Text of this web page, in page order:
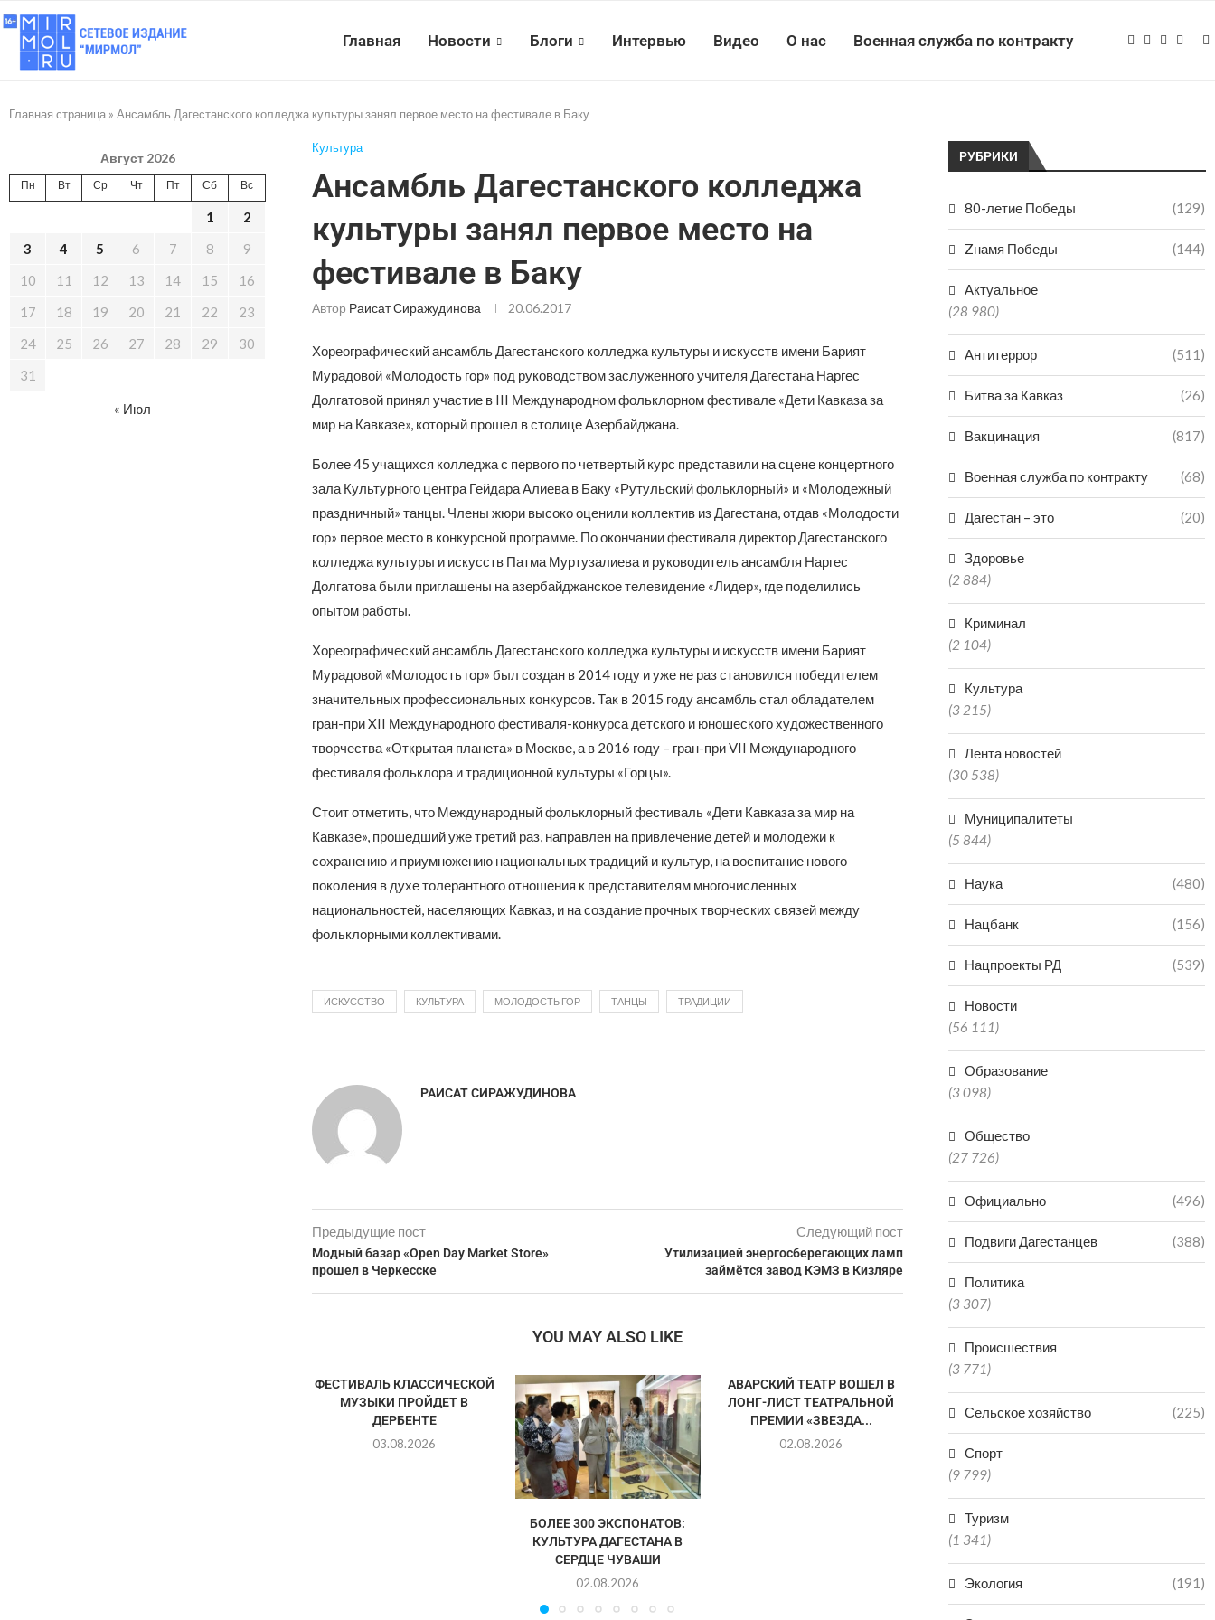
Главная Новости Блоги Интервью Видео О нас Военная служба по контракту
Главная страница » Ансамбль Дагестанского колледжа культуры занял первое место на фестивале в Баку
Культура
Ансамбль Дагестанского колледжа
культуры занял первое место на
фестивале в Баку
Автор Раисат Сиражудинова 20.06.2017
Хореографический ансамбль Дагестанского колледжа культуры и искусств имени Барият
Мурадовой «Молодость гор» под руководством заслуженного учителя Дагестана Наргес
Долгатовой принял участие в III Международном фольклорном фестивале «Дети Кавказа за
мир на Кавказе», который прошел в столице Азербайджана.
Более 45 учащихся колледжа с первого по четвертый курс представили на сцене концертного
зала Культурного центра Гейдара Алиева в Баку «Рутульский фольклорный» и «Молодежный
праздничный» танцы. Члены жюри высоко оценили коллектив из Дагестана, отдав «Молодости
гор» первое место в конкурсной программе. По окончании фестиваля директор Дагестанского
колледжа культуры и искусств Патма Муртузалиева и руководитель ансамбля Наргес
Долгатова были приглашены на азербайджанское телевидение «Лидер», где поделились
опытом работы.
Хореографический ансамбль Дагестанского колледжа культуры и искусств имени Барият
Мурадовой «Молодость гор» был создан в 2014 году и уже не раз становился победителем
значительных профессиональных конкурсов. Так в 2015 году ансамбль стал обладателем
гран-при XII Международного фестиваля-конкурса детского и юношеского художественного
творчества «Открытая планета» в Москве, а в 2016 году – гран-при VII Международного
фестиваля фольклора и традиционной культуры «Горцы».
Стоит отметить, что Международный фольклорный фестиваль «Дети Кавказа за мир на
Кавказе», прошедший уже третий раз, направлен на привлечение детей и молодежи к
сохранению и приумножению национальных традиций и культур, на воспитание нового
поколения в духе толерантного отношения к представителям многочисленных
национальностей, населяющих Кавказ, и на создание прочных творческих связей между
фольклорными коллективами.
ИСКУССТВО КУЛЬТУРА МОЛОДОСТЬ ГОР ТАНЦЫ ТРАДИЦИИ
РАИСАТ СИРАЖУДИНОВА
Предыдущие пост
Модный базар «Open Day Market Store»
прошел в Черкесске
Следующий пост
Утилизацией энергосберегающих ламп
займётся завод КЭМЗ в Кизляре
YOU MAY ALSO LIKE
ФЕСТИВАЛЬ КЛАССИЧЕСКОЙ
МУЗЫКИ ПРОЙДЕТ В
ДЕРБЕНТЕ
03.08.2026
БОЛЕЕ 300 ЭКСПОНАТОВ:
КУЛЬТУРА ДАГЕСТАНА В
СЕРДЦЕ ЧУВАШИ
02.08.2026
АВАРСКИЙ ТЕАТР ВОШЕЛ В
ЛОНГ-ЛИСТ ТЕАТРАЛЬНОЙ
ПРЕМИИ «ЗВЕЗДА...
02.08.2026
ФЕСТИВАЛЬ СОВРЕМЕННОГО
ИСКУССТВА «НАРМА»
02.08.2026
РУБРИКИ
80-летие Победы (129)
Zнамя Победы (144)
Актуальное
(28 980)
Антитеррор (511)
Битва за Кавказ (26)
Вакцинация (817)
Военная служба по контракту (68)
Дагестан – это (20)
Здоровье
(2 884)
Криминал
(2 104)
Культура
(3 215)
Лента новостей
(30 538)
Муниципалитеты
(5 844)
Наука (480)
Нацбанк (156)
Нацпроекты РД (539)
Новости
(56 111)
Образование
(3 098)
Общество
(27 726)
Официально (496)
Подвиги Дагестанцев (388)
Политика
(3 307)
Происшествия
(3 771)
Сельское хозяйство (225)
Спорт
(9 799)
Туризм
(1 341)
Экология (191)
Август 2026
Пн Вт Ср Чт Пт Сб Вс
1
2
3
4 5 6 7 8
9
10
11 12 13 14 15
16
17
18 19 20 21 22
23
24
25 26 27 28 29
30
31
« Июл